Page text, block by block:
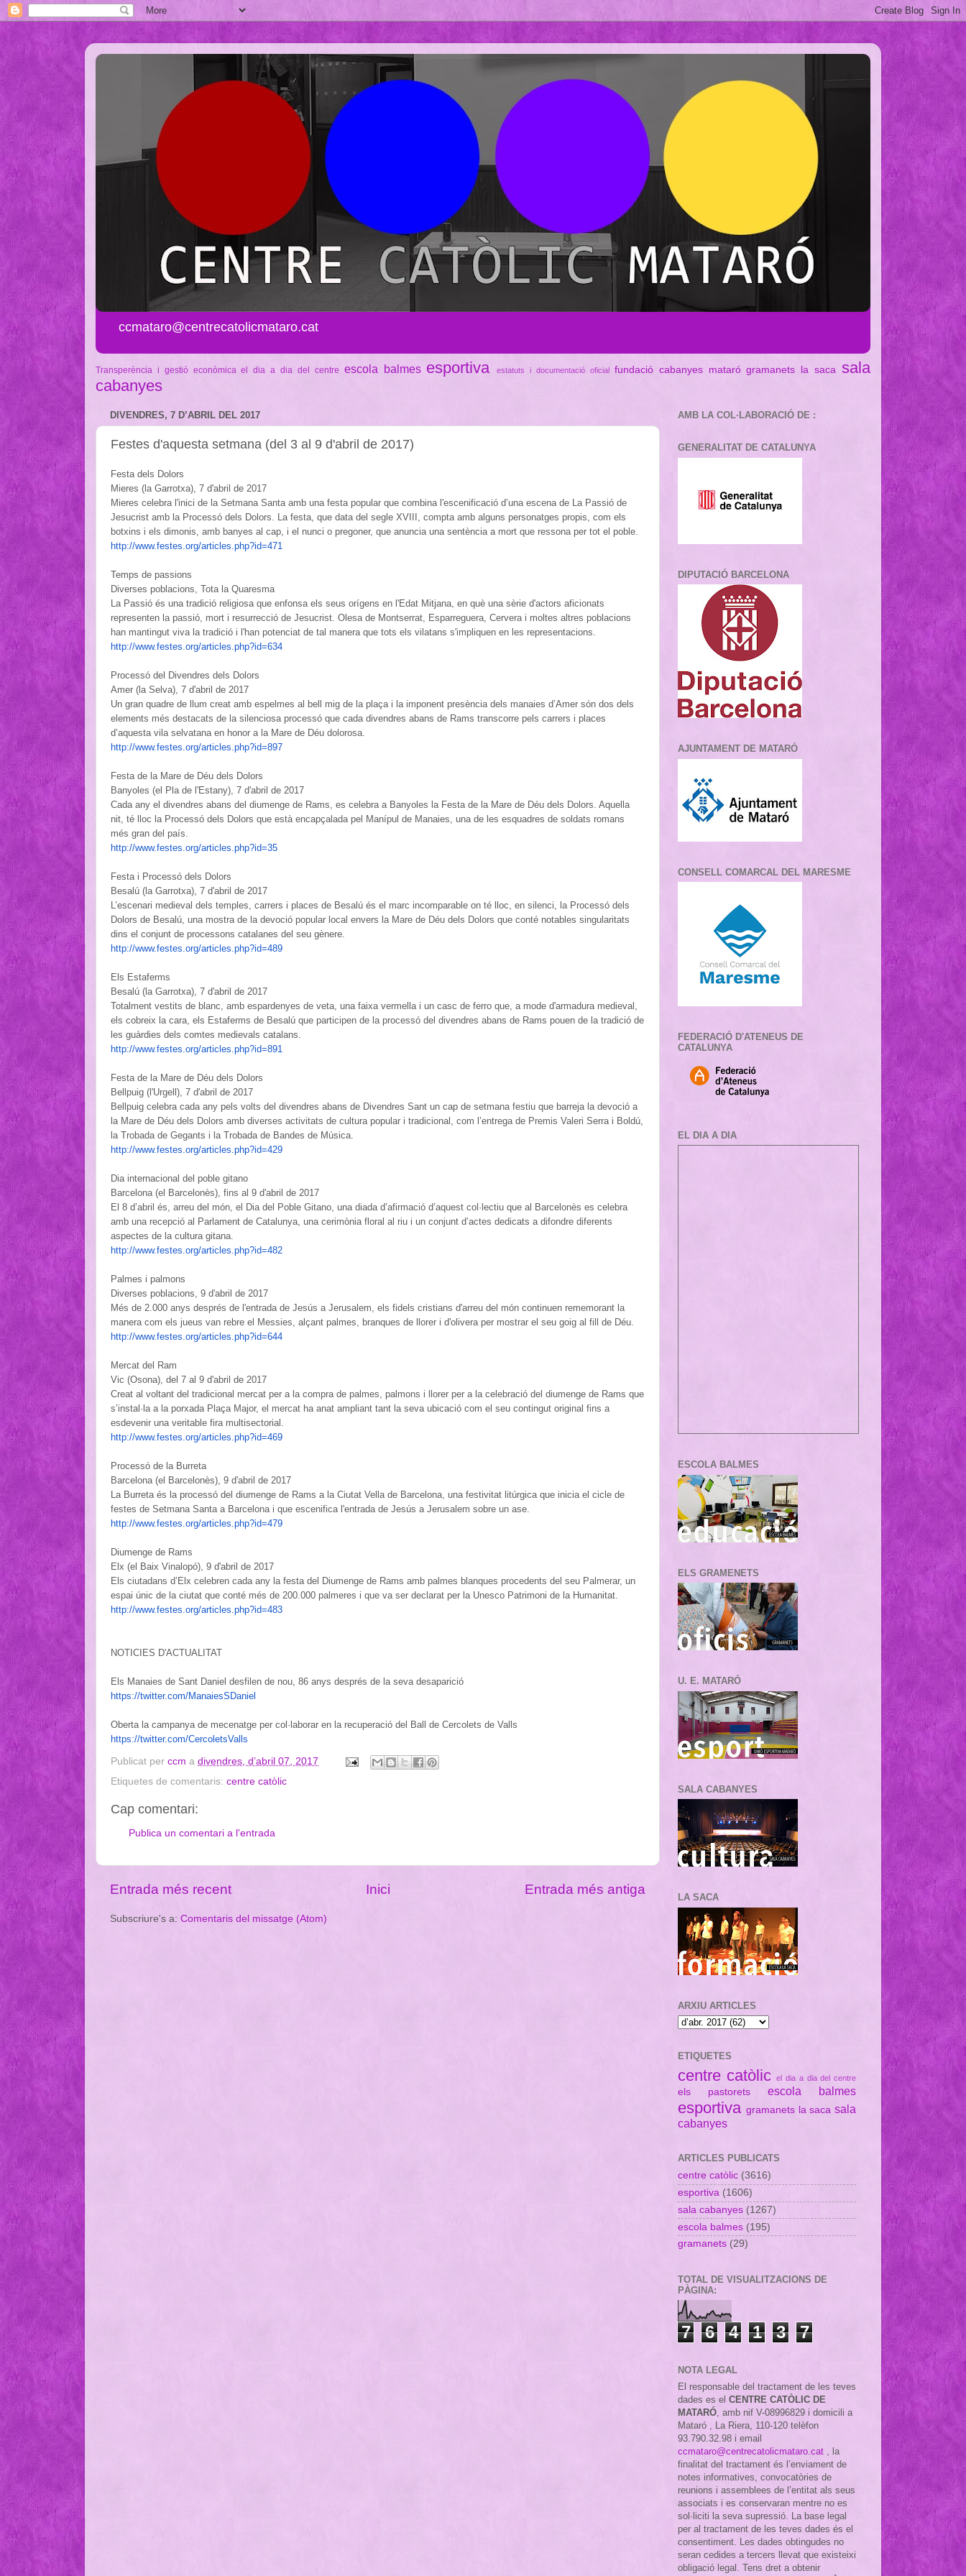
ccmataro@centrecatolicmataro.cat
Transperència i gestió econòmica el dia a dia del centre escola balmes esportiva estatuts i documentació oficial fundació cabanyes mataró gramanets la saca
sala
cabanyes
DIVENDRES, 7 D’ABRIL DEL 2017
Festes d'aquesta setmana (del 3 al 9 d'abril de 2017)
Festa dels Dolors
Mieres (la Garrotxa), 7 d'abril de 2017
Mieres celebra l'inici de la Setmana Santa amb una festa popular que combina l'escenificació d’una escena de La Passió de
Jesucrist amb la Processó dels Dolors. La festa, que data del segle XVIII, compta amb alguns personatges propis, com els
botxins i els dimonis, amb banyes al cap, i el nunci o pregoner, que anuncia una sentència a mort que ressona per tot el poble.
http://www.festes.org/articles.php?id=471
Temps de passions
Diverses poblacions, Tota la Quaresma
La Passió és una tradició religiosa que enfonsa els seus orígens en l'Edat Mitjana, en què una sèrie d'actors aficionats
representen la passió, mort i resurrecció de Jesucrist. Olesa de Montserrat, Esparreguera, Cervera i moltes altres poblacions
han mantingut viva la tradició i l'han potenciat de tal manera que tots els vilatans s'impliquen en les representacions.
http://www.festes.org/articles.php?id=634
Processó del Divendres dels Dolors
Amer (la Selva), 7 d'abril de 2017
Un gran quadre de llum creat amb espelmes al bell mig de la plaça i la imponent presència dels manaies d’Amer són dos dels
elements més destacats de la silenciosa processó que cada divendres abans de Rams transcorre pels carrers i places
d’aquesta vila selvatana en honor a la Mare de Déu dolorosa.
http://www.festes.org/articles.php?id=897
Festa de la Mare de Déu dels Dolors
Banyoles (el Pla de l'Estany), 7 d'abril de 2017
Cada any el divendres abans del diumenge de Rams, es celebra a Banyoles la Festa de la Mare de Déu dels Dolors. Aquella
nit, té lloc la Processó dels Dolors que està encapçalada pel Manípul de Manaies, una de les esquadres de soldats romans
més gran del país.
http://www.festes.org/articles.php?id=35
Festa i Processó dels Dolors
Besalú (la Garrotxa), 7 d'abril de 2017
L’escenari medieval dels temples, carrers i places de Besalú és el marc incomparable on té lloc, en silenci, la Processó dels
Dolors de Besalú, una mostra de la devoció popular local envers la Mare de Déu dels Dolors que conté notables singularitats
dins el conjunt de processons catalanes del seu gènere.
http://www.festes.org/articles.php?id=489
Els Estaferms
Besalú (la Garrotxa), 7 d'abril de 2017
Totalment vestits de blanc, amb espardenyes de veta, una faixa vermella i un casc de ferro que, a mode d'armadura medieval,
els cobreix la cara, els Estaferms de Besalú que participen de la processó del divendres abans de Rams pouen de la tradició de
les guàrdies dels comtes medievals catalans.
http://www.festes.org/articles.php?id=891
Festa de la Mare de Déu dels Dolors
Bellpuig (l'Urgell), 7 d'abril de 2017
Bellpuig celebra cada any pels volts del divendres abans de Divendres Sant un cap de setmana festiu que barreja la devoció a
la Mare de Déu dels Dolors amb diverses activitats de cultura popular i tradicional, com l’entrega de Premis Valeri Serra i Boldú,
la Trobada de Gegants i la Trobada de Bandes de Música.
http://www.festes.org/articles.php?id=429
Dia internacional del poble gitano
Barcelona (el Barcelonès), fins al 9 d'abril de 2017
El 8 d’abril és, arreu del món, el Dia del Poble Gitano, una diada d’afirmació d’aquest col·lectiu que al Barcelonès es celebra
amb una recepció al Parlament de Catalunya, una cerimònia floral al riu i un conjunt d’actes dedicats a difondre diferents
aspectes de la cultura gitana.
http://www.festes.org/articles.php?id=482
Palmes i palmons
Diverses poblacions, 9 d'abril de 2017
Més de 2.000 anys després de l'entrada de Jesús a Jerusalem, els fidels cristians d'arreu del món continuen rememorant la
manera com els jueus van rebre el Messies, alçant palmes, branques de llorer i d'olivera per mostrar el seu goig al fill de Déu.
http://www.festes.org/articles.php?id=644
Mercat del Ram
Vic (Osona), del 7 al 9 d'abril de 2017
Creat al voltant del tradicional mercat per a la compra de palmes, palmons i llorer per a la celebració del diumenge de Rams que
s’instal·la a la porxada Plaça Major, el mercat ha anat ampliant tant la seva ubicació com el seu contingut original fins a
esdevenir una veritable fira multisectorial.
http://www.festes.org/articles.php?id=469
Processó de la Burreta
Barcelona (el Barcelonès), 9 d'abril de 2017
La Burreta és la processó del diumenge de Rams a la Ciutat Vella de Barcelona, una festivitat litúrgica que inicia el cicle de
festes de Setmana Santa a Barcelona i que escenifica l'entrada de Jesús a Jerusalem sobre un ase.
http://www.festes.org/articles.php?id=479
Diumenge de Rams
Elx (el Baix Vinalopó), 9 d'abril de 2017
Els ciutadans d’Elx celebren cada any la festa del Diumenge de Rams amb palmes blanques procedents del seu Palmerar, un
espai únic de la ciutat que conté més de 200.000 palmeres i que va ser declarat per la Unesco Patrimoni de la Humanitat.
http://www.festes.org/articles.php?id=483
NOTICIES D'ACTUALITAT
Els Manaies de Sant Daniel desfilen de nou, 86 anys després de la seva desaparició
https://twitter.com/ManaiesSDaniel
Oberta la campanya de mecenatge per col·laborar en la recuperació del Ball de Cercolets de Valls
https://twitter.com/CercoletsValls
Publicat per ccm a divendres, d’abril 07, 2017
Etiquetes de comentaris: centre catòlic
Cap comentari:
Publica un comentari a l'entrada
Entrada més recent Entrada més antiga
Inici
Subscriure's a: Comentaris del missatge (Atom)
AMB LA COL·LABORACIÓ DE :
GENERALITAT DE CATALUNYA
DIPUTACIÓ BARCELONA
AJUNTAMENT DE MATARÓ
CONSELL COMARCAL DEL MARESME
FEDERACIÓ D'ATENEUS DE
CATALUNYA
EL DIA A DIA
ESCOLA BALMES
ELS GRAMENETS
U. E. MATARÓ
SALA CABANYES
LA SACA
ARXIU ARTICLES
ETIQUETES
centre catòlic el dia a dia del centre
els pastorets escola balmes
esportiva gramanets la saca sala
cabanyes
ARTICLES PUBLICATS
centre catòlic (3616)
esportiva (1606)
sala cabanyes (1267)
escola balmes (195)
gramanets (29)
TOTAL DE VISUALITZACIONS DE
PÀGINA:
7 6 4 1 3 7
NOTA LEGAL
El responsable del tractament de les teves
dades es el CENTRE CATÒLIC DE
MATARÓ , amb nif V-08996829 i domicili a
Mataró , La Riera, 110-120 telèfon
93.790.32.98 i email
ccmataro@centrecatolicmataro.cat
la
finalitat del tractament és l’enviament de
notes informatives, convocatòries de
reunions i assemblees de l’entitat als seus
associats i es conservaran mentre no es
sol·liciti la seva supressió. La base legal
per al tractament de les teves dades és el
consentiment. Les dades obtingudes no
seran cedides a tercers llevat que existeixi
obligació legal. Tens dret a obtenir